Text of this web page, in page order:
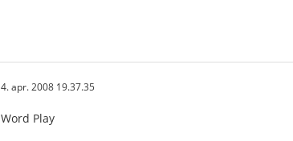
4. apr. 2008 19.37.35
Word Play